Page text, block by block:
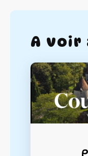
A voir